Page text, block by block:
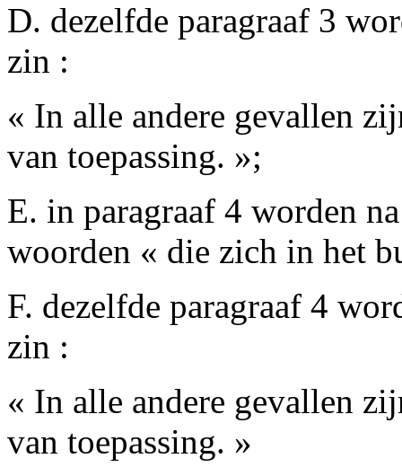
D. dezelfde paragraaf 3
zin :
« In alle andere gevallen
van toepassing. »;
E. in paragraaf 4 worden
woorden « die zich in het
F. dezelfde paragraaf 4
zin :
« In alle andere gevallen
van toepassing. »